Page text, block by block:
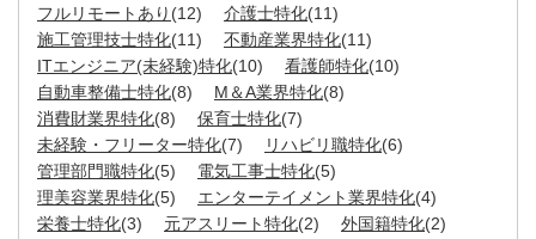
フルリモートあり (12) 介護士特化(11)
施工管理技士特化(11) 不動産業界特化(11)
ITエンジニア(未経験)特化(10) 看護師特化(10)
自動車整備士特化(8) M＆A業界特化(8)
消費財業界特化(8) 保育士特化(7)
未経験・フリーター特化(7) リハビリ職特化(6)
管理部門職特化(5) 電気工事士特化(5)
理美容業界特化(5) エンターテイメント業界特化(4)
栄養士特化(3) 元アスリート特化(2) 外国籍特化(2)